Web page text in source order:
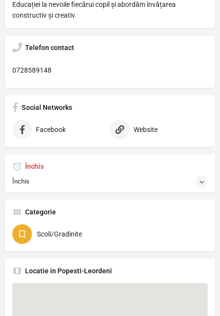
Educației la nevoile fiecărui copil și abordăm învățarea
constructiv și creativ.
Telefon contact
0728589148
Social Networks
Facebook Website
Închis
Închis
Categorie
Scoli/Gradinite
Locatie in Popesti-Leordeni